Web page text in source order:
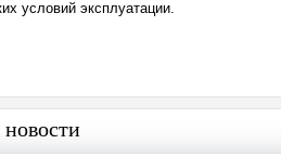
условий эксплуатации.